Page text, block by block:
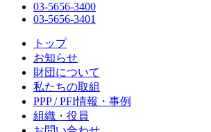
03-5656-3400
03-5656-3401
トップ
お知らせ
財団について
私たちの取組
PPP / PFI情報・事例
組織・役員